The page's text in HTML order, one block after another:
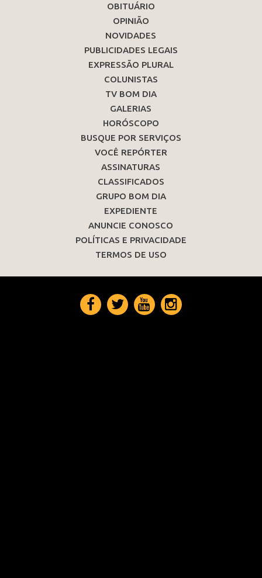
OBITUÁRIO
OPINIÃO
NOVIDADES
PUBLICIDADES LEGAIS
EXPRESSÃO PLURAL
COLUNISTAS
TV BOM DIA
GALERIAS
HORÓSCOPO
BUSQUE POR SERVIÇOS
VOCÊ REPÓRTER
ASSINATURAS
CLASSIFICADOS
GRUPO BOM DIA
EXPEDIENTE
ANUNCIE CONOSCO
POLÍTICAS E PRIVACIDADE
TERMOS DE USO